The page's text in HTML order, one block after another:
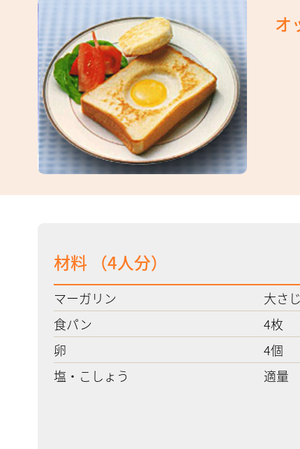
オ
材料 （4人分）
マーガリン
大さ
食パン
4枚
卵
4個
塩・こしょう
適量